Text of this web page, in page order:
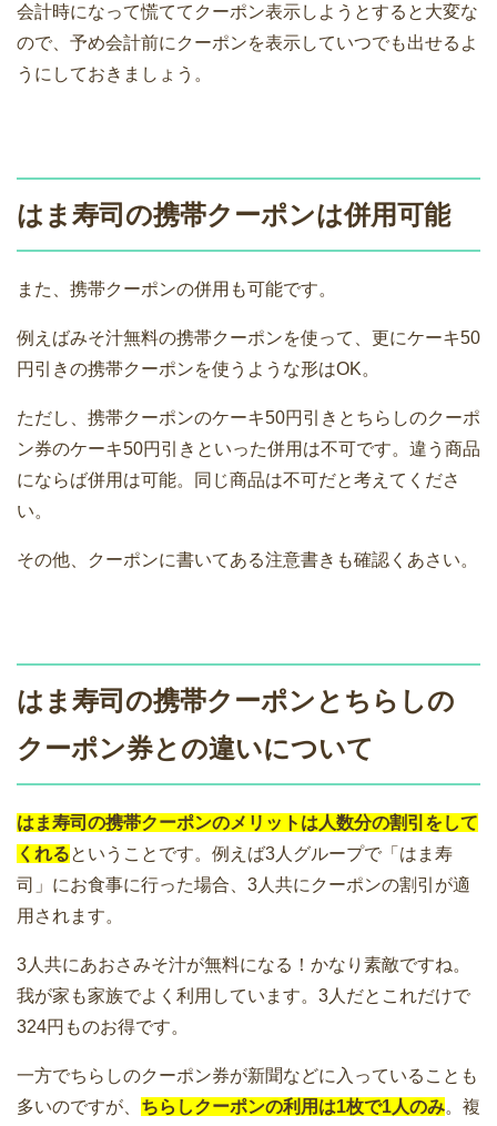
会計時になって慌ててクーポン表示しようとすると大変な
ので、予め会計前にクーポンを表示していつでも出せるよ
うにしておきましょう。
はま寿司の携帯クーポンは併用可能
また、携帯クーポンの併用も可能です。
例えばみそ汁無料の携帯クーポンを使って、更にケーキ50
円引きの携帯クーポンを使うような形はOK。
ただし、携帯クーポンのケーキ50円引きとちらしのクーポ
ン券のケーキ50円引きといった併用は不可です。違う商品
にならば併用は可能。同じ商品は不可だと考えてくださ
い。
その他、クーポンに書いてある注意書きも確認くあさい。
はま寿司の携帯クーポンとちらしの
クーポン券との違いについて
はま寿司の携帯クーポンのメリットは人数分の割引をして
くれるということです。例えば3人グループで「はま寿
司」にお食事に行った場合、3人共にクーポンの割引が適
用されます。
3人共にあおさみそ汁が無料になる！かなり素敵ですね。
我が家も家族でよく利用しています。3人だとこれだけで
324円ものお得です。
一方でちらしのクーポン券が新聞などに入っていることも
多いのですが、 ちらしクーポンの利用は1枚で1人のみ。複